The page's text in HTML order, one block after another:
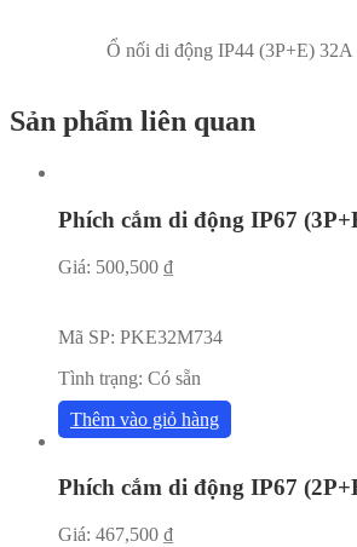
Ổ nối di động IP44 (3P+E) 32A
Sản phẩm liên quan
Phích cắm di động IP67
Giá: 500,500 ₫
Mã SP: PKE32M734
Tình trạng: Có sẵn
Thêm vào giỏ hàng
Phích cắm di động IP67
Giá: 467,500 ₫